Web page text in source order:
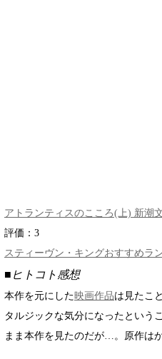
アトランティスのこころ(上) 新潮
評価： 3
スティーヴン・キングおすすめラ
■ヒトコト感想
本作を元にした映画作品は見たこ
タルジックな気分になったという
まま本作を見たのだが…。原作は